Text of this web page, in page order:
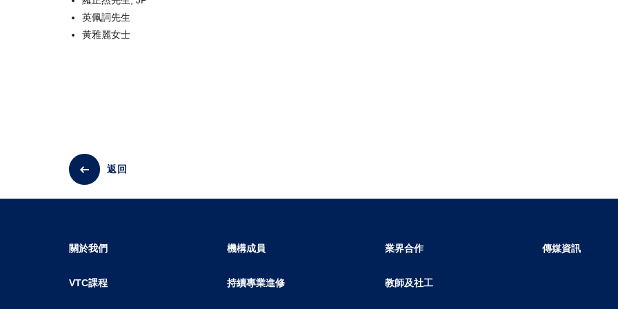
英佩詞先生
黃雅麗女士
返回
關於我們 機構成員 業界合作 傳媒資訊
VTC課程 持續專業進修 教師及社工